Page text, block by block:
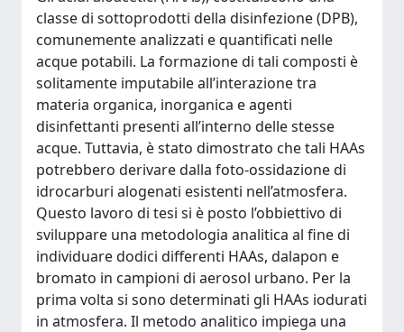
classe di sottoprodotti della disinfezione (DPB),
comunemente analizzati e quantificati nelle
acque potabili. La formazione di tali composti è
solitamente imputabile all’interazione tra
materia organica, inorganica e agenti
disinfettanti presenti all’interno delle stesse
acque. Tuttavia, è stato dimostrato che tali HAAs
potrebbero derivare dalla foto-ossidazione di
idrocarburi alogenati esistenti nell’atmosfera.
Questo lavoro di tesi si è posto l’obbiettivo di
sviluppare una metodologia analitica al fine di
individuare dodici differenti HAAs, dalapon e
bromato in campioni di aerosol urbano. Per la
prima volta si sono determinati gli HAAs iodurati
in atmosfera. Il metodo analitico impiega una